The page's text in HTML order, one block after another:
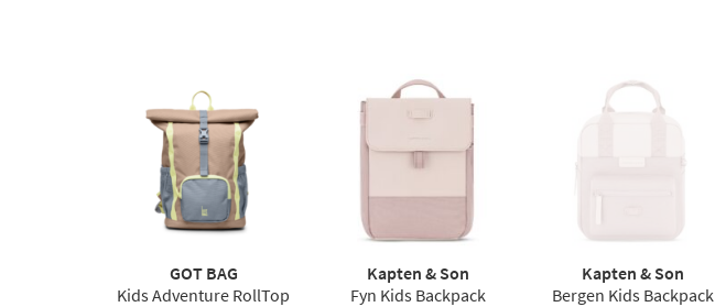
GOT BAG
Kids Adventure RollTop
Kapten & Son
Fyn Kids Backpack
Kapten & Son
Bergen Kids Backpack